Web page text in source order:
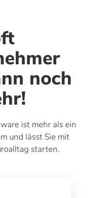
noch
ist mehr als ein
und lässt Sie mit
starten.